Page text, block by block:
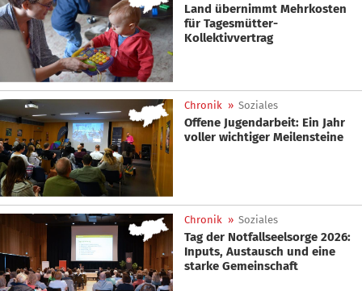
Land übernimmt Mehrkosten
für Tagesmütter-
Kollektivvertrag
Chronik » Soziales
Offene Jugendarbeit: Ein Jahr
voller wichtiger Meilensteine
Chronik » Soziales
Tag der Notfallseelsorge 2026:
Inputs, Austausch und eine
starke Gemeinschaft